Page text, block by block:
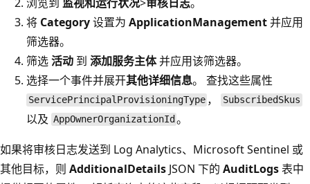
将 Category设置为 ApplicationManagement并应用
筛选器。
筛选活动 到 添加服务主体并应用该筛选器。
选择一个事件并展开其他详细信息。 查找这些属性
ServicePrincipalProvisioningType ， SubscribedSkus
以及 AppOwnerOrganizationId 。
如果将审核日志发送到 Log Analytics、Microsoft Sentinel 或
其他目标，则 AdditionalDetails JSON 下的 AuditLogs表中